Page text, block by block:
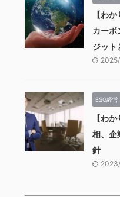
【わ
カーボ
ジット
ESG経営
【わ
相、企
針